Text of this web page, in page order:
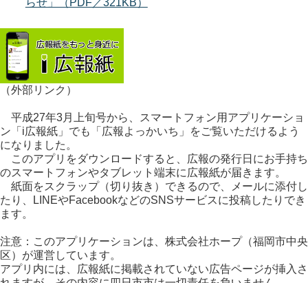
（外部リンク）
平成27年3月上旬号から、スマートフォン用アプリケーショ
ン「i広報紙」でも「広報よっかいち」をご覧いただけるよう
になりました。
このアプリをダウンロードすると、広報の発行日にお手持ち
のスマートフォンやタブレット端末に広報紙が届きます。
紙面をスクラップ（切り抜き）できるので、メールに添付し
たり、LINEやFacebookなどのSNSサービスに投稿したりでき
ます。
注意：このアプリケーションは、株式会社ホープ（福岡市中央
区）が運営しています。
アプリ内には、広報紙に掲載されていない広告ページが挿入さ